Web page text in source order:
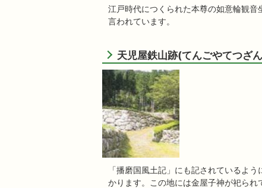
江戸時代につくられた本尊の如意輪観
言われています。
天児屋鉄山跡(てんごやてつざ
「播磨国風土記」にも記されているよ
かります。この地には金屋子神が祀られ